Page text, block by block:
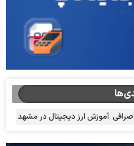
صرافی آموزش ارز دیجیتال در مشهد